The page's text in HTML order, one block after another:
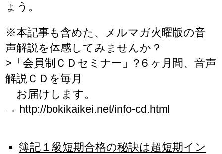
ょう。
※本記事も含めた、メルマガ火曜版の音
声解説を体感してみませんか？
>「会員制ＣＤセミナー」?６ヶ月間、音声
解説ＣＤを毎月
お届けします。
→ http://bokikaikei.net/info-cd.html
簿記１級短期合格の秘訣は超短期イン